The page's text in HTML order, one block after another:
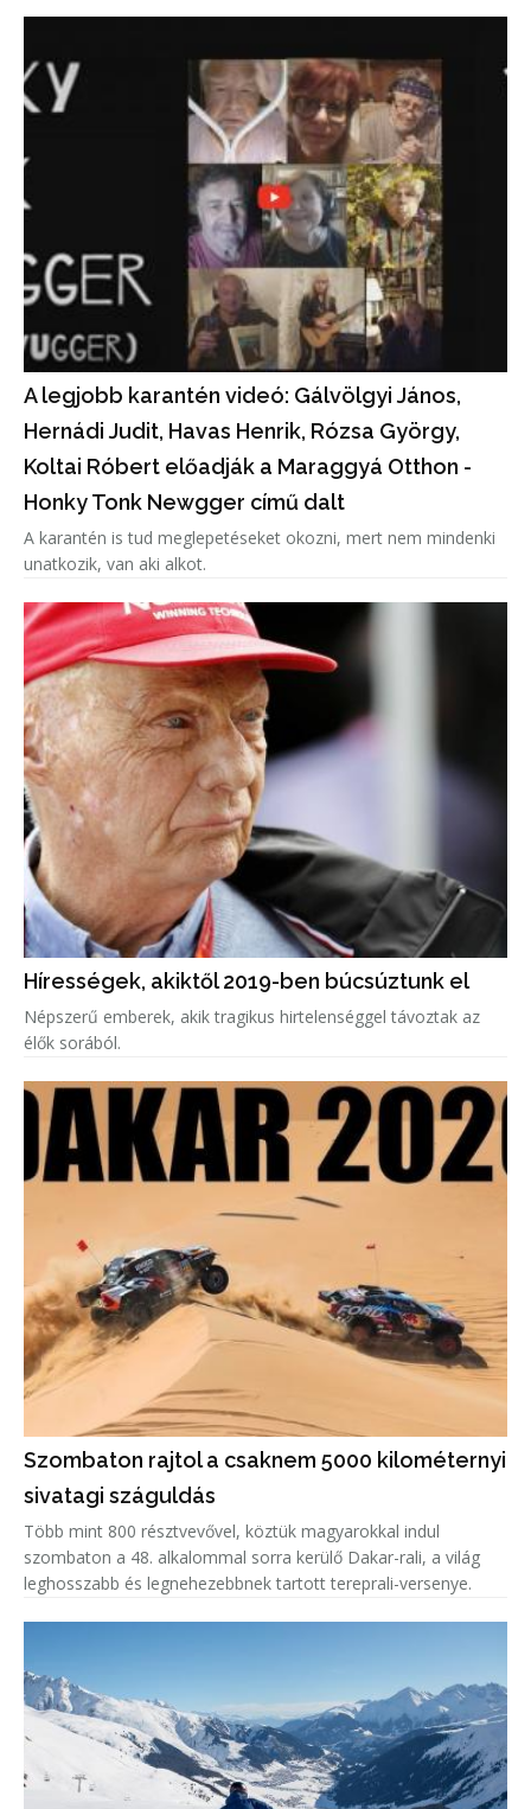
A legjobb karantén videó: Gálvölgyi János,
Hernádi Judit, Havas Henrik, Rózsa György,
Koltai Róbert előadják a Maraggyá Otthon -
Honky Tonk Newgger című dalt
A karantén is tud meglepetéseket okozni, mert nem mindenki
unatkozik, van aki alkot.
Hírességek, akiktől 2019-ben búcsúztunk el
Népszerű emberek, akik tragikus hirtelenséggel távoztak az
élők sorából.
Szombaton rajtol a csaknem 5000 kilométernyi
sivatagi száguldás
Több mint 800 résztvevővel, köztük magyarokkal indul
szombaton a 48. alkalommal sorra kerülő Dakar-rali, a világ
leghosszabb és legnehezebbnek tartott tereprali-versenye.